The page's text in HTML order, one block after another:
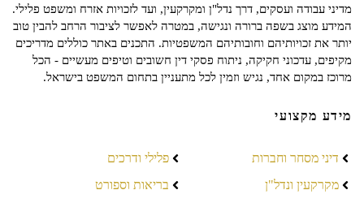
מדיני עבודה ועסקים, דרך נדל"ן ומקרקעין, ועד לזכויות אזרח ומשפט פלילי.
המידע מוצג בשפה ברורה ונגישה, במטרה לאפשר לציבור הרחב להבין טוב
יותר את זכויותיהם וחובותיהם המשפטיות. התכנים באתר כוללים מדריכים
מקיפים, עדכוני חקיקה, ניתוח פסקי דין חשובים וטיפים מעשיים - הכל
מרוכז במקום אחד, נגיש וזמין לכל מתעניין בתחום המשפט בישראל.
מידע מקצועי
דיני מסחר וחברות
מקרקעין ונדל"ן
פלילי ודרכים
בריאות וספורט